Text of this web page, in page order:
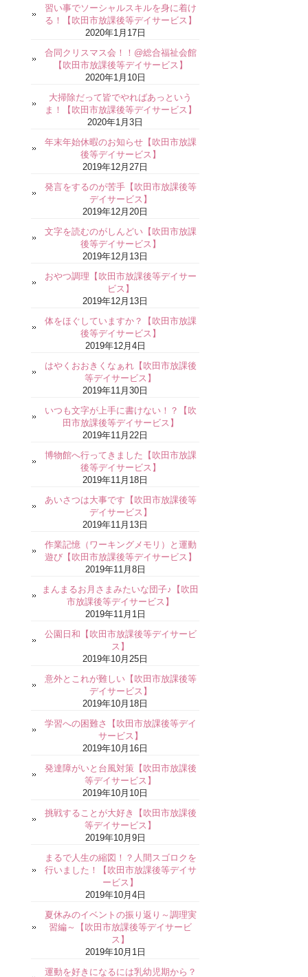
習い事でソーシャルスキルを身に着け
る！【吹田市放課後等デイサービス】
2020年1月17日
合同クリスマス会！！@総合福祉会館
【吹田市放課後等デイサービス】
2020年1月10日
大掃除だって皆でやればあっという
ま！【吹田市放課後等デイサービス】
2020年1月3日
年末年始休暇のお知らせ【吹田市放課
後等デイサービス】
2019年12月27日
発言をするのが苦手【吹田市放課後等
デイサービス】
2019年12月20日
文字を読むのがしんどい【吹田市放課
後等デイサービス】
2019年12月13日
おやつ調理【吹田市放課後等デイサー
ビス】
2019年12月13日
体をほぐしていますか？【吹田市放課
後等デイサービス】
2019年12月4日
はやくおおきくなぁれ【吹田市放課後
等デイサービス】
2019年11月30日
いつも文字が上手に書けない！？【吹
田市放課後等デイサービス】
2019年11月22日
博物館へ行ってきました【吹田市放課
後等デイサービス】
2019年11月18日
あいさつは大事です【吹田市放課後等
デイサービス】
2019年11月13日
作業記憶（ワーキングメモリ）と運動
遊び【吹田市放課後等デイサービス】
2019年11月8日
まんまるお月さまみたいな団子♪【吹田
市放課後等デイサービス】
2019年11月1日
公園日和【吹田市放課後等デイサービ
ス】
2019年10月25日
意外とこれが難しい【吹田市放課後等
デイサービス】
2019年10月18日
学習への困難さ【吹田市放課後等デイ
サービス】
2019年10月16日
発達障がいと台風対策【吹田市放課後
等デイサービス】
2019年10月10日
挑戦することが大好き【吹田市放課後
等デイサービス】
2019年10月9日
まるで人生の縮図！？人間スゴロクを
行いました！【吹田市放課後等デイサ
ービス】
2019年10月4日
夏休みのイベントの振り返り～調理実
習編～【吹田市放課後等デイサービ
ス】
2019年10月1日
運動を好きになるには乳幼児期から？